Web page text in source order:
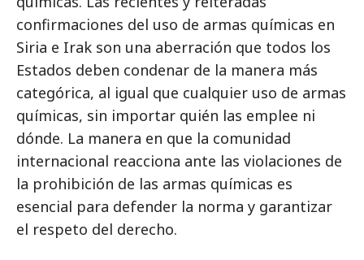
confirmaciones del uso de armas químicas en
Siria e Irak son una aberración que todos los
Estados deben condenar de la manera más
categórica, al igual que cualquier uso de armas
químicas, sin importar quién las emplee ni
dónde. La manera en que la comunidad
internacional reacciona ante las violaciones de
la prohibición de las armas químicas es
esencial para defender la norma y garantizar
el respeto del derecho.